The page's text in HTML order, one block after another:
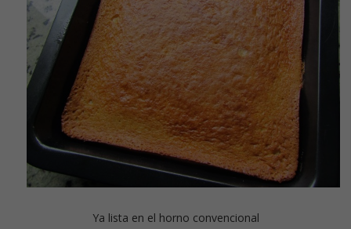
Ya lista en el horno convencional